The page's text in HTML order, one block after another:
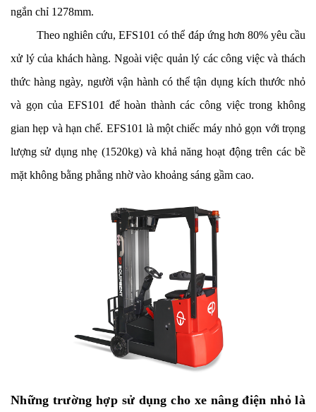
ngắn chỉ 1278mm.
Theo nghiên cứu, EFS101 có thể đáp ứng hơn 80% yêu cầu
xử lý của khách hàng. Ngoài việc quản lý các công việc và thách
thức hàng ngày, người vận hành có thể tận dụng kích thước nhỏ
và gọn của EFS101 để hoàn thành các công việc trong không
gian hẹp và hạn chế. EFS101 là một chiếc máy nhỏ gọn với trọng
lượng sử dụng nhẹ (1520kg) và khả năng hoạt động trên các bề
mặt không bằng phẳng nhờ vào khoảng sáng gầm cao.
Những trường hợp sử dụng cho xe nâng điện nhỏ là